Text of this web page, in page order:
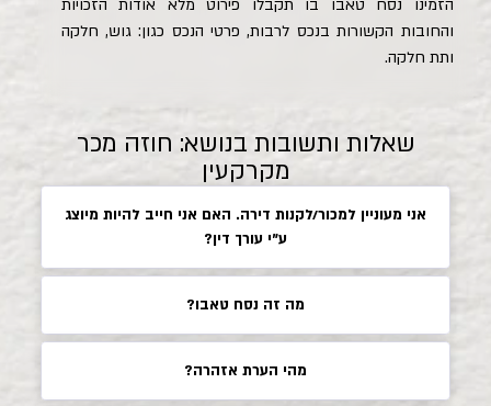
הזמינו נסח טאבו בו תקבלו פירוט מלא אודות הזכויות
והחובות הקשורות בנכס לרבות, פרטי הנכס כגון: גוש, חלקה
ותת חלקה.
שאלות ותשובות בנושא: חוזה מכר
מקרקעין
אני מעוניין למכור/לקנות דירה. האם אני חייב להיות מיוצג
ע"י עורך דין?
מה זה נסח טאבו?
מהי הערת אזהרה?